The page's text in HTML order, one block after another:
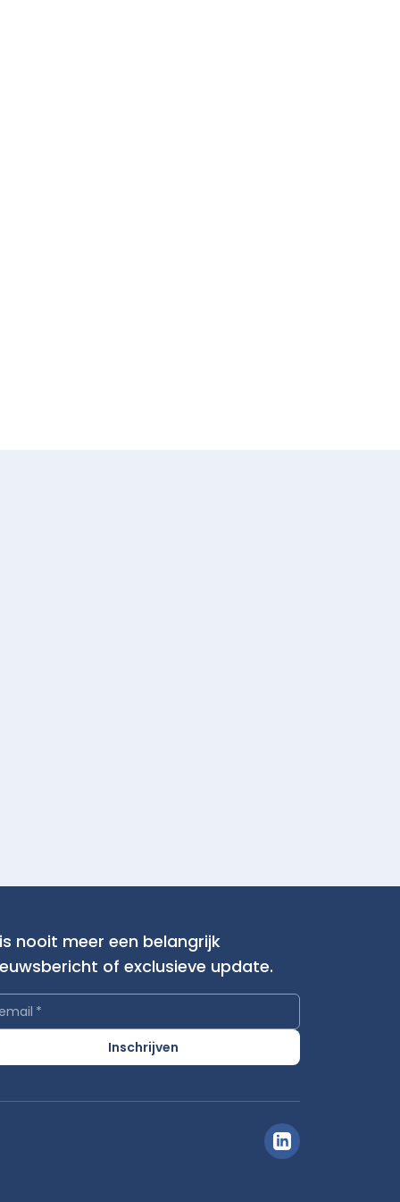
nooit meer een belangrijk
of exclusieve update.
email *
Inschrijven